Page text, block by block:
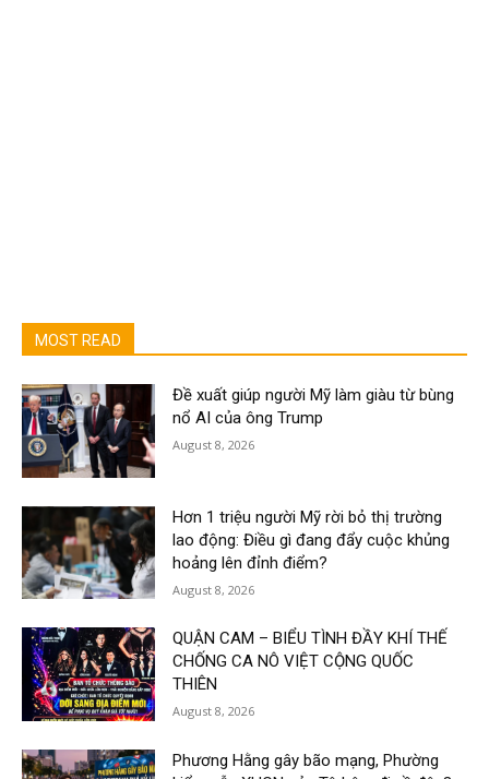
MOST READ
Đề xuất giúp người Mỹ làm giàu từ bùng
nổ AI của ông Trump
August 8, 2026
Hơn 1 triệu người Mỹ rời bỏ thị trường
lao động: Điều gì đang đẩy cuộc khủng
hoảng lên đỉnh điểm?
August 8, 2026
QUẬN CAM – BIỂU TÌNH ĐẦY KHÍ THẾ
CHỐNG CA NÔ VIỆT CỘNG QUỐC
THIÊN
August 8, 2026
Phương Hằng gây bão mạng, Phường